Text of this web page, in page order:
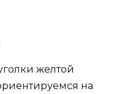
желтой
на